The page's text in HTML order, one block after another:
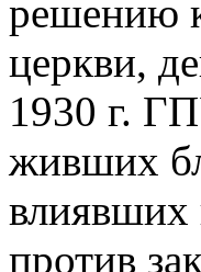
решению
церкви,
1930 г.
живших
влиявших
против